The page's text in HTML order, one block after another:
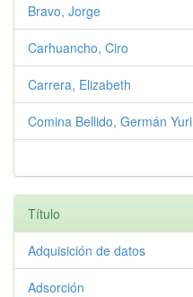
Bravo, Jorge
Carhuancho, Ciro
Carrera, Elizabeth
Comina Bellido, Germán Yuri
Título
Adquisición de datos
Adsorción